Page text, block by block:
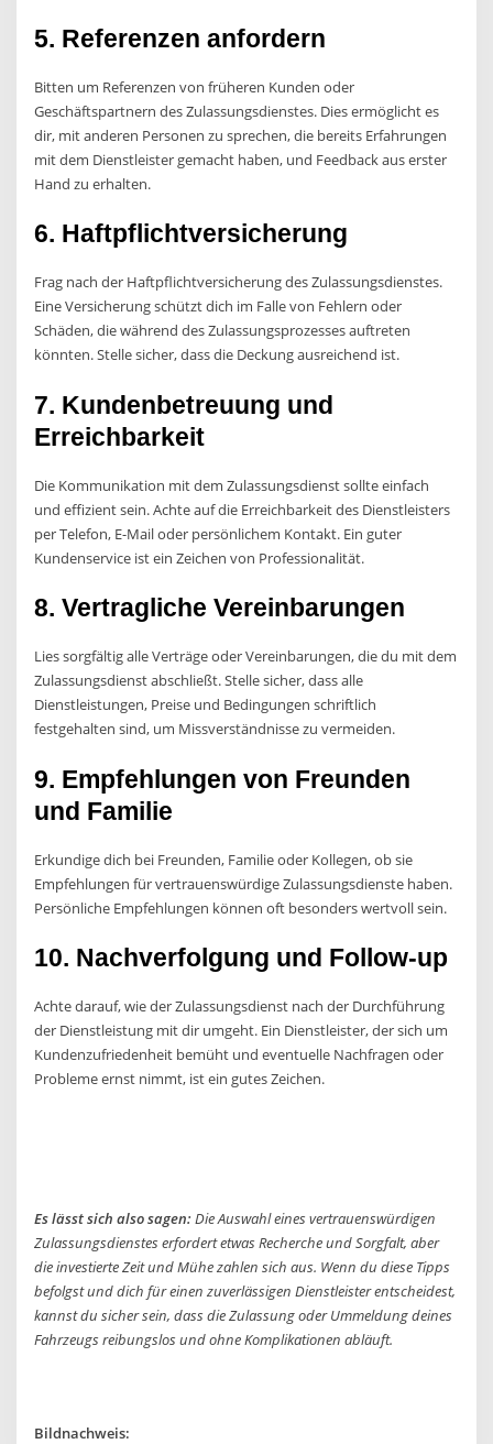
5. Referenzen anfordern
Bitten um Referenzen von früheren Kunden oder
Geschäftspartnern des Zulassungsdienstes. Dies ermöglicht es
dir, mit anderen Personen zu sprechen, die bereits Erfahrungen
mit dem Dienstleister gemacht haben, und Feedback aus erster
Hand zu erhalten.
6. Haftpflichtversicherung
Frag nach der Haftpflichtversicherung des Zulassungsdienstes.
Eine Versicherung schützt dich im Falle von Fehlern oder
Schäden, die während des Zulassungsprozesses auftreten
könnten. Stelle sicher, dass die Deckung ausreichend ist.
7. Kundenbetreuung und
Erreichbarkeit
Die Kommunikation mit dem Zulassungsdienst sollte einfach
und effizient sein. Achte auf die Erreichbarkeit des Dienstleisters
per Telefon, E-Mail oder persönlichem Kontakt. Ein guter
Kundenservice ist ein Zeichen von Professionalität.
8. Vertragliche Vereinbarungen
Lies sorgfältig alle Verträge oder Vereinbarungen, die du mit dem
Zulassungsdienst abschließt. Stelle sicher, dass alle
Dienstleistungen, Preise und Bedingungen schriftlich
festgehalten sind, um Missverständnisse zu vermeiden.
9. Empfehlungen von Freunden
und Familie
Erkundige dich bei Freunden, Familie oder Kollegen, ob sie
Empfehlungen für vertrauenswürdige Zulassungsdienste haben.
Persönliche Empfehlungen können oft besonders wertvoll sein.
10. Nachverfolgung und Follow-up
Achte darauf, wie der Zulassungsdienst nach der Durchführung
der Dienstleistung mit dir umgeht. Ein Dienstleister, der sich um
Kundenzufriedenheit bemüht und eventuelle Nachfragen oder
Probleme ernst nimmt, ist ein gutes Zeichen.
Es lässt sich also sagen: Die Auswahl eines vertrauenswürdigen
Zulassungsdienstes erfordert etwas Recherche und Sorgfalt, aber
die investierte Zeit und Mühe zahlen sich aus. Wenn du diese Tipps
befolgst und dich für einen zuverlässigen Dienstleister entscheidest,
kannst du sicher sein, dass die Zulassung oder Ummeldung deines
Fahrzeugs reibungslos und ohne Komplikationen abläuft.
Bildnachweis: